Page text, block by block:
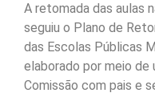
A retomada das aulas
seguiu o Plano de
das Escolas Públicas
elaborado por meio
Comissão com pais e